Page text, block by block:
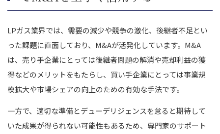
LPガス業界では、需要の減少や競争の激化、後継者不足とい
った課題に直面しており、M&Aが活発化しています。M&A
は、売り手企業にとっては後継者問題の解消や売却利益の獲
得などのメリットをもたらし、買い手企業にとっては事業規
模拡大や市場シェアの向上のための有効な手法です。
一方で、適切な準備とデューデリジェンスを怠ると期待して
いた成果が得られない可能性もあるため、専門家のサポート